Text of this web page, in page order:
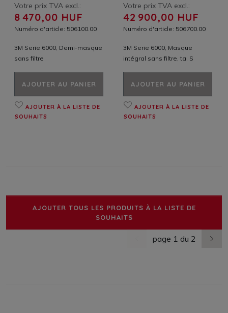
Votre prix TVA excl.:
8 470,00 HUF
Numéro d'article: 506100.00
3M Serie 6000, Demi-masque
sans filtre
AJOUTER AU PANIER
AJOUTER À LA LISTE DE
SOUHAITS
Votre prix TVA excl.:
42 900,00 HUF
Numéro d'article: 506700.00
3M Serie 6000, Masque
intégral sans filtre, ta. S
AJOUTER AU PANIER
AJOUTER À LA LISTE DE
SOUHAITS
AJOUTER TOUS LES PRODUITS À LA LISTE DE
SOUHAITS
page 1 du 2